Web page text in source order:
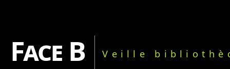
Face B Veille